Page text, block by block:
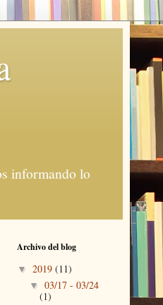
informando lo
Archivo del blog
▼ 2019 (11)
▼ 03/17 - 03/24
(1)